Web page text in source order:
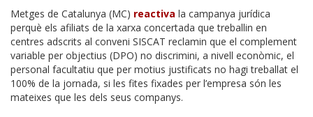
Metges de Catalunya (MC) reactiva la campanya jurídica
perquè els afiliats de la xarxa concertada que treballin en
centres adscrits al conveni SISCAT reclamin que el complement
variable per objectius (DPO) no discrimini, a nivell econòmic, el
personal facultatiu que per motius justificats no hagi treballat el
100% de la jornada, si les fites fixades per l’empresa són les
mateixes que les dels seus companys.